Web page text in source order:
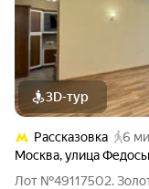
3D-тур
Рассказовка
6
Москва,улица
Лот №49117502.